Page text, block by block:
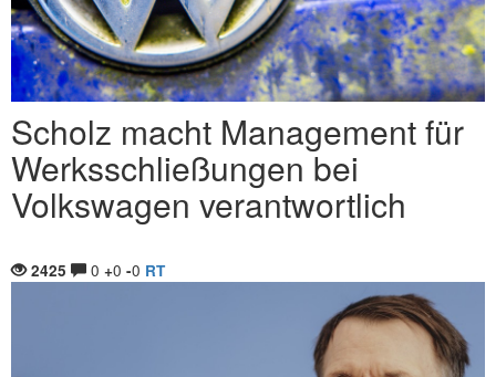
Scholz macht Management für
Werksschließungen bei
Volkswagen verantwortlich
2425 0 +0 -0 RT